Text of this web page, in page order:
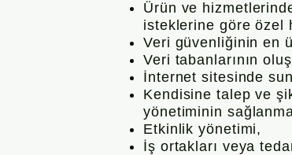
Ürün ve
isteklerine göre özel
Veri güvenliğinin en
Veri tabanlarının
İnternet sitesinde
Kendisine talep ve
yönetiminin
Etkinlik yönetimi,
İş ortakları veya